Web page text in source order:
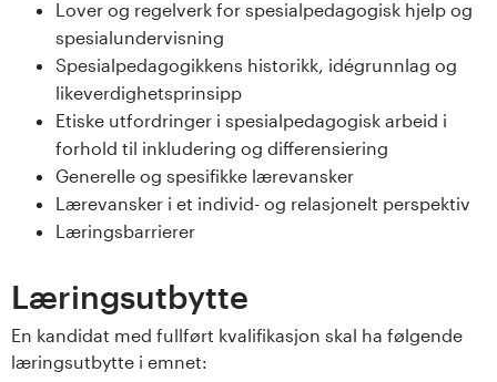
t
e
Lover og regelverk for spesialpedagogisk hjelp og
spesialundervisning
Spesialpedagogikkens historikk, idégrunnlag og
likeverdighetsprinsipp
Etiske utfordringer i spesialpedagogisk arbeid i
forhold til inkludering og differensiering
Generelle og spesifikke lærevansker
Lærevansker i et individ- og relasjonelt perspektiv
Læringsbarrierer
Læringsutbytte
En kandidat med fullført kvalifikasjon skal ha følgende
læringsutbytte i emnet: